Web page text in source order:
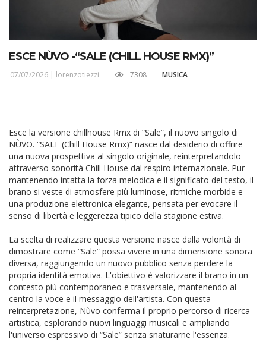
ESCE NÙVO -“SALE (CHILL HOUSE RMX)”
07/07/2026 | lorenzotiezzi 7308 MUSICA
Esce la versione chillhouse Rmx di “Sale”, il nuovo singolo di
NÙVO. “SALE (Chill House Rmx)” nasce dal desiderio di offrire
una nuova prospettiva al singolo originale, reinterpretandolo
attraverso sonorità Chill House dal respiro internazionale. Pur
mantenendo intatta la forza melodica e il significato del testo, il
brano si veste di atmosfere più luminose, ritmiche morbide e
una produzione elettronica elegante, pensata per evocare il
senso di libertà e leggerezza tipico della stagione estiva.
La scelta di realizzare questa versione nasce dalla volontà di
dimostrare come “Sale” possa vivere in una dimensione sonora
diversa, raggiungendo un nuovo pubblico senza perdere la
propria identità emotiva. L'obiettivo è valorizzare il brano in un
contesto più contemporaneo e trasversale, mantenendo al
centro la voce e il messaggio dell'artista. Con questa
reinterpretazione, Nùvo conferma il proprio percorso di ricerca
artistica, esplorando nuovi linguaggi musicali e ampliando
l'universo espressivo di “Sale” senza snaturarne l'essenza.